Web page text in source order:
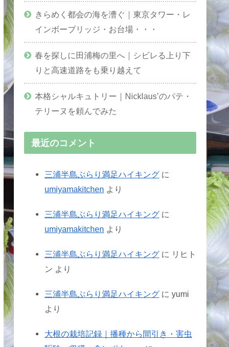
きらめく都会の海を漕ぐ｜東京タワー・レ
インボーブリッジ・お台場・・・
春を探しに田浦梅の里へ｜シビレる上り下
りと高速道路をも乗り越えて
本格シャルキュトリー｜Nicklaus’のパテ・
テリーヌを頼んでみた
最近のコメント
三浦半島ぶらり満足ハイキング に
umiyamakitchen より
三浦半島ぶらり満足ハイキング に
umiyamakitchen より
三浦半島ぶらり満足ハイキング に リヒト
ン より
三浦半島ぶらり満足ハイキング に yumi
より
大根の栽培記録｜播種から間引き・害虫